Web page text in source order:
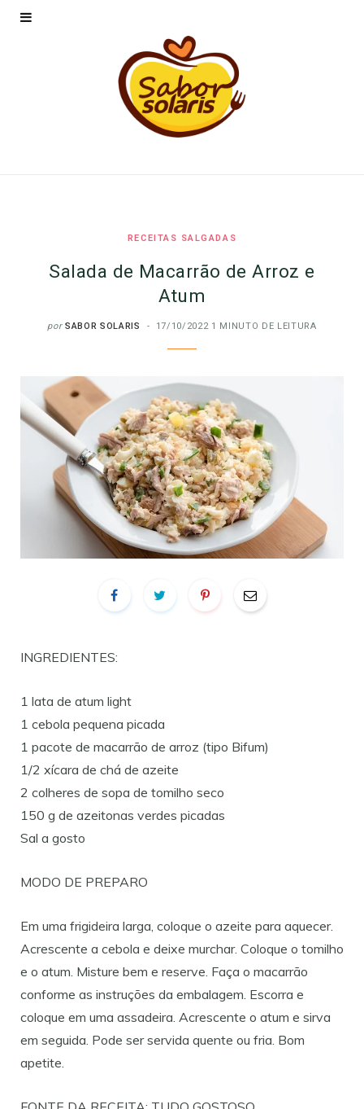
RECEITAS SALGADAS
Salada de Macarrão de Arroz e
Atum
por SABOR SOLARIS 17/10/2022 1 MINUTO DE LEITURA
INGREDIENTES:
1 lata de atum light
1 cebola pequena picada
1 pacote de macarrão de arroz (tipo Bifum)
1/2 xícara de chá de azeite
2 colheres de sopa de tomilho seco
150 g de azeitonas verdes picadas
Sal a gosto
MODO DE PREPARO
Em uma frigideira larga, coloque o azeite para aquecer.
Acrescente a cebola e deixe murchar. Coloque o tomilho
e o atum. Misture bem e reserve. Faça o macarrão
conforme as instruções da embalagem. Escorra e
coloque em uma assadeira. Acrescente o atum e sirva
em seguida. Pode ser servida quente ou fria. Bom
apetite.